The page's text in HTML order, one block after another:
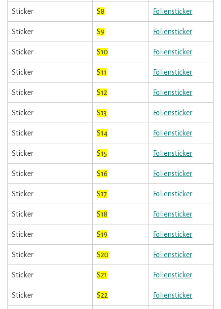
Sticker S8 Foliensticker
Sticker S9 Foliensticker
Sticker S10 Foliensticker
Sticker S11 Foliensticker
Sticker S12 Foliensticker
Sticker S13 Foliensticker
Sticker S14 Foliensticker
Sticker S15 Foliensticker
Sticker S16 Foliensticker
Sticker S17 Foliensticker
Sticker S18 Foliensticker
Sticker S19 Foliensticker
Sticker S20 Foliensticker
Sticker S21 Foliensticker
Sticker S22 Foliensticker